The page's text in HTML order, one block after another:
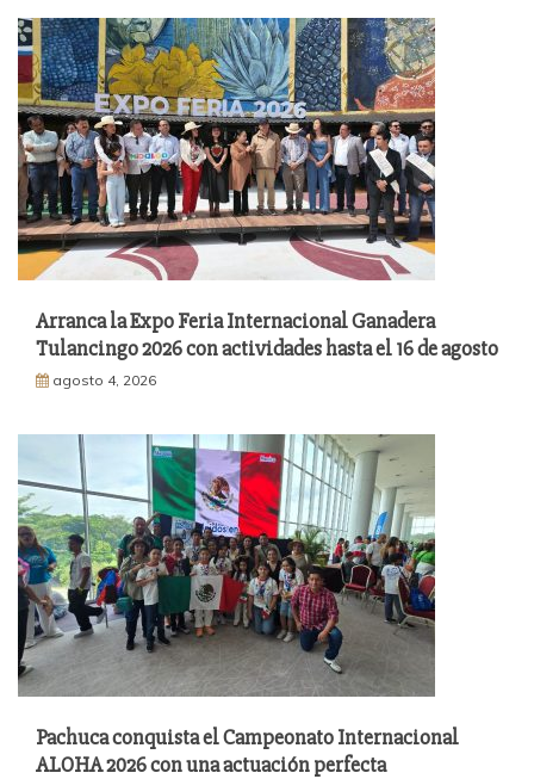
Arranca la Expo Feria Internacional Ganadera
Tulancingo 2026 con actividades hasta el 16 de agosto
agosto 4, 2026
Pachuca conquista el Campeonato Internacional
ALOHA 2026 con una actuación perfecta